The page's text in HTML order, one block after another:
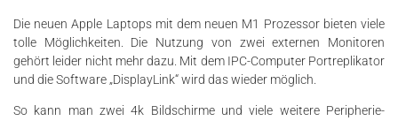
Die neuen Apple Laptops mit dem neuen M1 Prozessor bieten viele
tolle Möglichkeiten. Die Nutzung von zwei externen Monitoren
gehört leider nicht mehr dazu. Mit dem IPC-Computer Portreplikator
und die Software „DisplayLink“ wird das wieder möglich.
So kann man zwei 4k Bildschirme und viele weitere Peripherie-